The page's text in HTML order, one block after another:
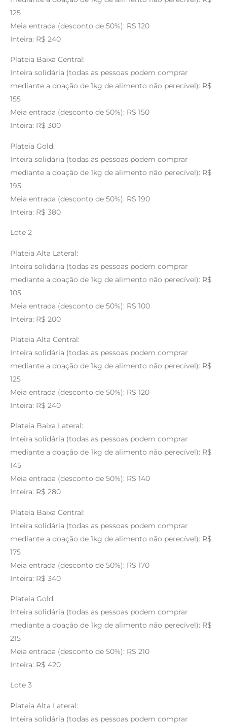
125
Meia entrada (desconto de 50%): R$ 120
Inteira: R$ 240
Plateia Baixa Central:
Inteira solidária (todas as pessoas podem comprar
mediante a doação de 1kg de alimento não perecível): R$
155
Meia entrada (desconto de 50%): R$ 150
Inteira: R$ 300
Plateia Gold:
Inteira solidária (todas as pessoas podem comprar
mediante a doação de 1kg de alimento não perecível): R$
195
Meia entrada (desconto de 50%): R$ 190
Inteira: R$ 380
Lote 2
Plateia Alta Lateral:
Inteira solidária (todas as pessoas podem comprar
mediante a doação de 1kg de alimento não perecível): R$
105
Meia entrada (desconto de 50%): R$ 100
Inteira: R$ 200
Plateia Alta Central:
Inteira solidária (todas as pessoas podem comprar
mediante a doação de 1kg de alimento não perecível): R$
125
Meia entrada (desconto de 50%): R$ 120
Inteira: R$ 240
Plateia Baixa Lateral:
Inteira solidária (todas as pessoas podem comprar
mediante a doação de 1kg de alimento não perecível): R$
145
Meia entrada (desconto de 50%): R$ 140
Inteira: R$ 280
Plateia Baixa Central:
Inteira solidária (todas as pessoas podem comprar
mediante a doação de 1kg de alimento não perecível): R$
175
Meia entrada (desconto de 50%): R$ 170
Inteira: R$ 340
Plateia Gold:
Inteira solidária (todas as pessoas podem comprar
mediante a doação de 1kg de alimento não perecível): R$
215
Meia entrada (desconto de 50%): R$ 210
Inteira: R$ 420
Lote 3
Plateia Alta Lateral:
Inteira solidária (todas as pessoas podem comprar